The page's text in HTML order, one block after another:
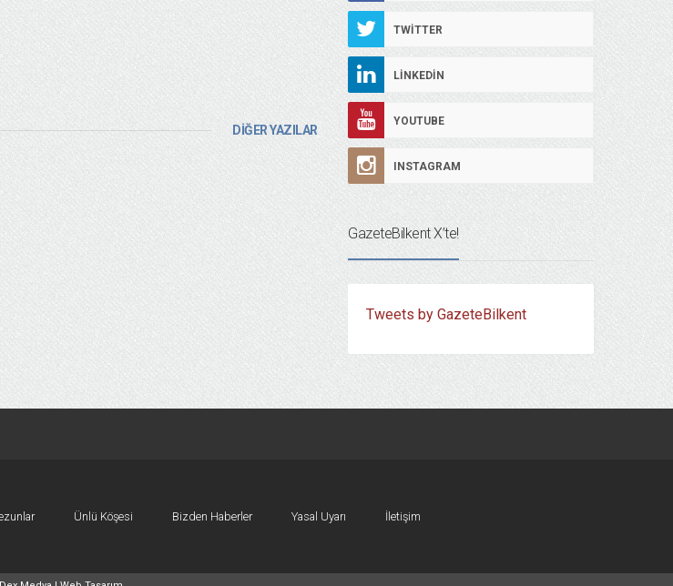
DİĞER YAZILAR
TWITTER
LINKEDIN
YOUTUBE
INSTAGRAM
GazeteBilkent X’te!
Tweets by GazeteBilkent
Ünlü Köşesi Bizden Haberler Yasal Uyarı İletişim